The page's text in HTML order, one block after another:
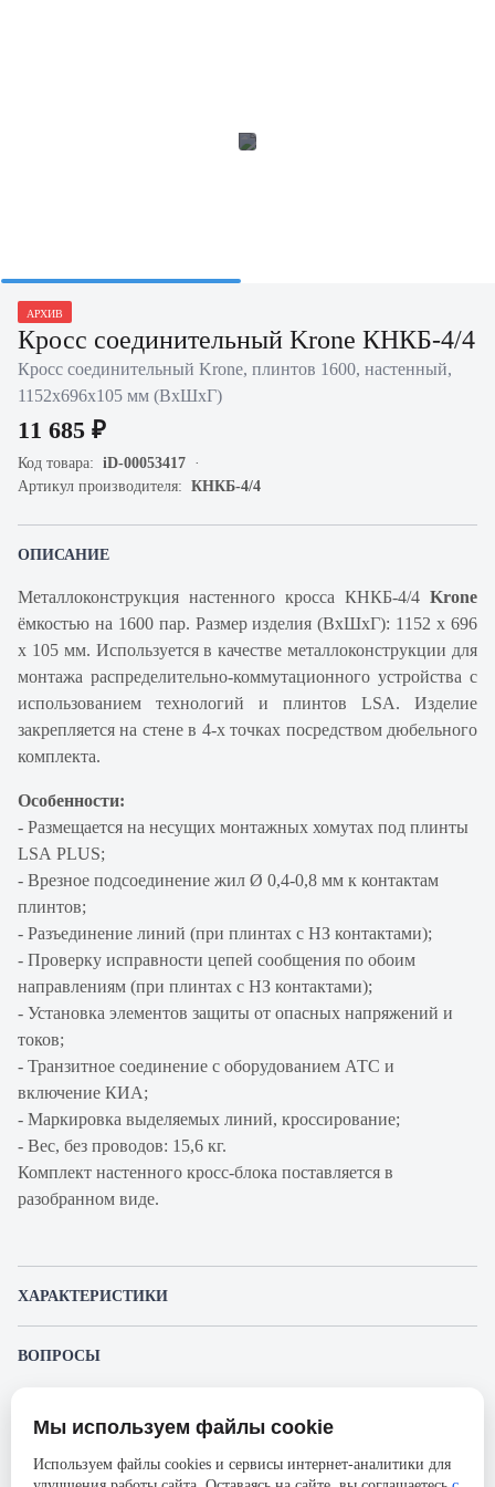
АРХИВ
Кросс соединительный Krone КНКБ-4/4
Кросс соединительный Krone, плинтов 1600, настенный,
1152х696х105 мм (ВхШхГ)
11 685 ₽
Код товара: iD-00053417
Артикул производителя: КНКБ-4/4
ОПИСАНИЕ
Металлоконструкция настенного кросса КНКБ-4/4 Krone
ёмкостью на 1600 пар. Размер изделия (ВхШхГ): 1152 х 696
х 105 мм. Используется в качестве металлоконструкции для
монтажа распределительно-коммутационного устройства с
использованием технологий и плинтов LSA. Изделие
закрепляется на стене в 4-х точках посредством дюбельного
комплекта.
Особенности:
- Размещается на несущих монтажных хомутах под плинты
LSA PLUS;
- Врезное подсоединение жил Ø 0,4-0,8 мм к контактам
плинтов;
- Разъединение линий (при плинтах с НЗ контактами);
- Проверку исправности цепей сообщения по обоим
направлениям (при плинтах с НЗ контактами);
- Установка элементов защиты от опасных напряжений и
токов;
- Транзитное соединение с оборудованием АТС и
включение КИА;
- Маркировка выделяемых линий, кроссирование;
- Вес, без проводов: 15,6 кг.
Комплект настенного кросс-блока поставляется в
разобранном виде.
ХАРАКТЕРИСТИКИ
ВОПРОСЫ
Представленные изображения и характеристики могут отличаться от реального
без предварительного уведомления. Компания АйДистрибьют не несёт
Мы используем файлы cookie
Используем файлы cookies и сервисы интернет-аналитики для